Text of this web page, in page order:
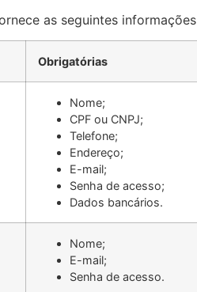
as seguintes
Obrigatórias
Nome;
CPF ou CNPJ;
Telefone;
Endereço;
E-mail;
Senha de acesso;
Dados bancários.
Nome;
E-mail;
Senha de acesso.